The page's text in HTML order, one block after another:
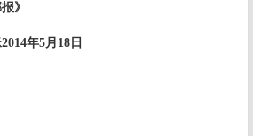
》
2014年5月 18 日